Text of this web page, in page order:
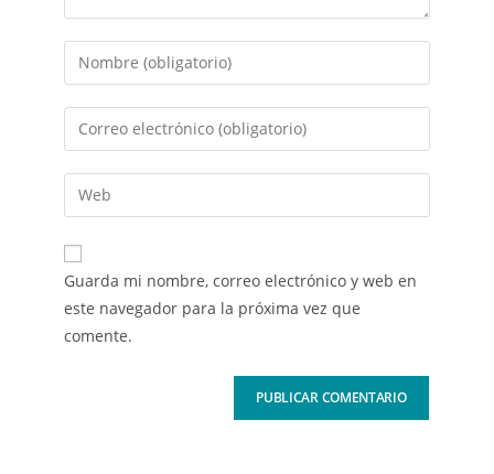
Guarda mi nombre, correo electrónico y web en
este navegador para la próxima vez que
comente.